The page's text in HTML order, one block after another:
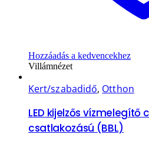
Hozzáadás a kedvencekhez
Villámnézet
Kert/szabadidő, Otthon
LED kijelzős vízmelegítő
csatlakozású (BBL)